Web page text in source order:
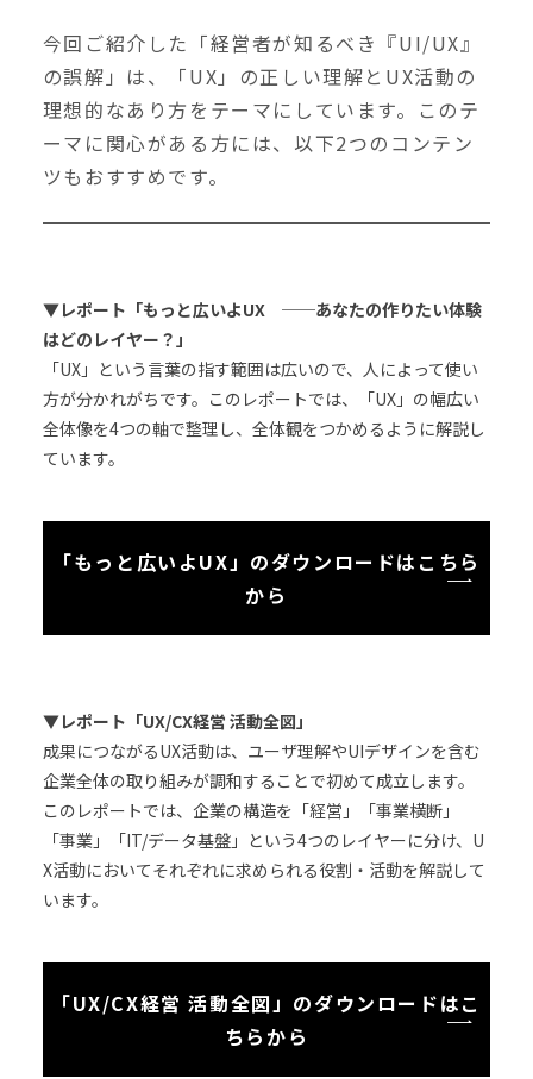
今回ご紹介した「経営者が知るべき『UI/UX』
の誤解」は、「UX」の正しい理解とUX活動の
理想的なあり方をテーマにしています。このテ
ーマに関心がある方には、以下2つのコンテン
ツもおすすめです。
▼レポート「もっと広いよUX ──あなたの作りたい体験
はどのレイヤー？」
「UX」という言葉の指す範囲は広いので、人によって使い
方が分かれがちです。このレポートでは、「UX」の幅広い
全体像を4つの軸で整理し、全体観をつかめるように解説し
ています。
「もっと広いよUX」のダウンロードはこちら
から
▼レポート「UX/CX経営 活動全図」
成果につながるUX活動は、ユーザ理解やUIデザインを含む
企業全体の取り組みが調和することで初めて成立します。
このレポートでは、企業の構造を「経営」「事業横断」
「事業」「IT/データ基盤」という4つのレイヤーに分け、U
X活動においてそれぞれに求められる役割・活動を解説して
います。
「UX/CX経営 活動全図」のダウンロードはこ
ちらから